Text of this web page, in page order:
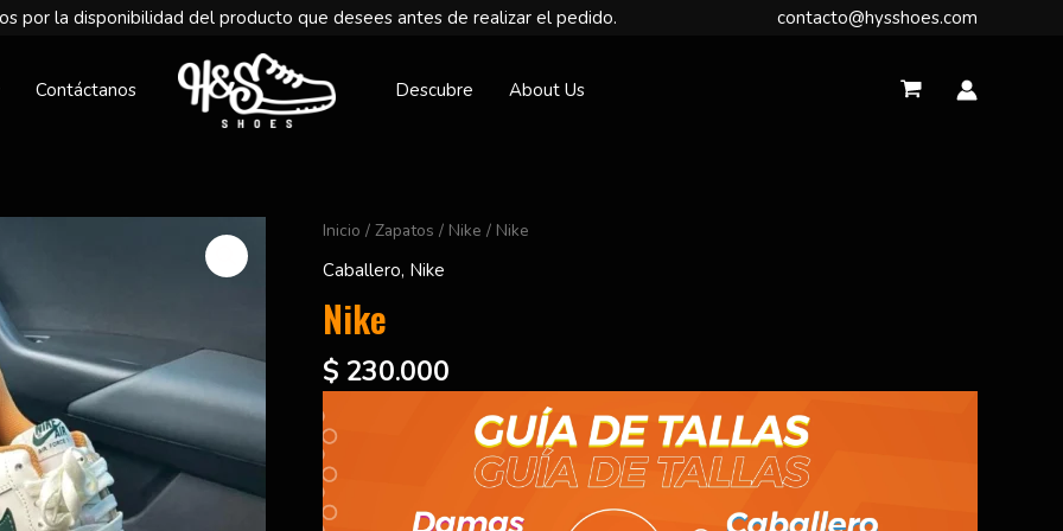
por la disponibilidad del producto que desees antes de realizar el pedido. contacto@hysshoes.com
Contáctanos Descubre About Us
Inicio / Zapatos / Nike / Nike
Caballero, Nike
Nike
$ 230.000
Nike
cantidad